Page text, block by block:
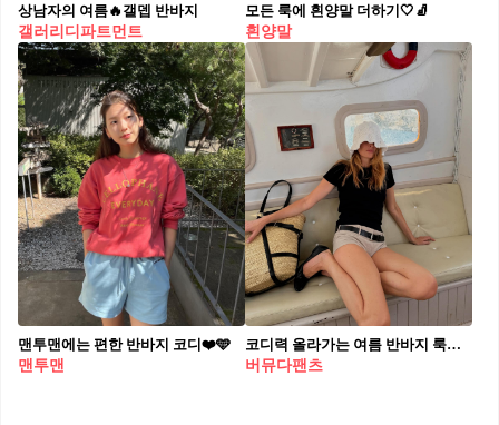
상남자의 여름🔥갤뎁 반바지
갤러리디파트먼트
모든 룩에 흰양말 더하기🤍🧦​
흰양말
맨투맨에는 편한 반바지 코디❤️🩵
맨투맨
코디력 올라가는 여름 반바지 룩🩳 요즘 폭염으로 무척 더운 나날이 이어지고 있죠. 예전에는 스타일에만 신경 썼다면 이제는 시원함까지 고려한 아이템을 찾게 되는데요. 오늘 소개할 여름 추천 아이템은 바로 반바지입니다. 반바지 하면 짧은 것만 생각하기 쉽지만, 사실 선택지는 훨씬 다양합니다. 최근에는 짧은 기장은 물론, 5부와 7부 팬츠까지 다양한 스타일이 유행하고 있죠. 작은 팁을 더하자면, 무더운 날씨에는 짧은 반바지를, 여름 휴가에 비키니가 부담스럽다면 버뮤다 팬츠를 선택해보세요. 7부 카프리 팬츠는 모던한 무드로 출근룩과 데일리룩에 활용하기 좋습니다. 다양한 기장의 반바지로 올여름 센스 있는 코디를 완성해보세요!
버뮤다팬츠